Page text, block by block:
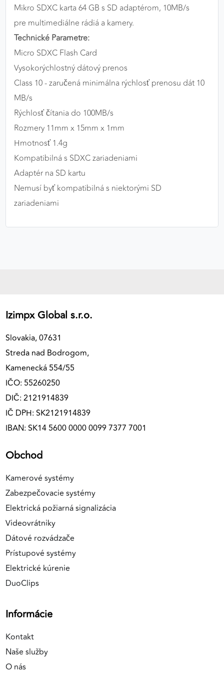
Mikro SDXC karta 64 GB s SD adaptérom, 10MB/s
pre multimediálne rádiá a kamery.
Technické Parametre:
Micro SDXC Flash Card
Vysokorýchlostný dátový prenos
Class 10 - zaručená minimálna rýchlosť prenosu dát 10
MB/s
Rýchlosť čítania do 100MB/s
Rozmery 11mm x 15mm x 1mm
Hmotnosť 1.4g
Kompatibilná s SDXC zariadeniami
Adaptér na SD kartu
Nemusí byť kompatibilná s niektorými SD
zariadeniami
Izimpx Global s.r.o.
Slovakia, 07631
Streda nad Bodrogom,
Kamenecká 554/55
IČO: 55260250
DIČ: 2121914839
IČ DPH: SK2121914839
IBAN: SK14 5600 0000 0099 7377 7001
Obchod
Kamerové systémy
Zabezpečovacie systémy
Elektrická požiarná signalizácia
Videovrátniky
Dátové rozvádzače
Prístupové systémy
Elektrické kúrenie
DuoClips
Informácie
Kontakt
Naše služby
O nás
výkon a funkčnosť našich stránok.
Google Analytics
Poskytovateľ:
MARKETINGOVÉ COOKIES
Marketingové cookies sa používajú na sledovanie
stránkami. Umožňujú nám a našim partnerom
zobrazovať cielenú a relevantnú reklamu, a to na
našom webe aj v reklamných sieťach tretích strán.
Poskytovateľ: